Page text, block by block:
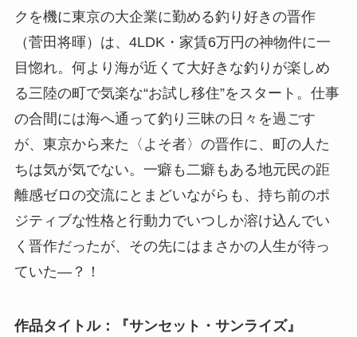
クを機に東京の大企業に勤める釣り好きの晋作
（菅田将暉）は、4LDK・家賃6万円の神物件に一
目惚れ。何より海が近くて大好きな釣りが楽しめ
る三陸の町で気楽な“お試し移住”をスタート。仕事
の合間には海へ通って釣り三昧の日々を過ごす
が、東京から来た〈よそ者〉の晋作に、町の人た
ちは気が気でない。一癖も二癖もある地元民の距
離感ゼロの交流にとまどいながらも、持ち前のポ
ジティブな性格と行動力でいつしか溶け込んでい
く晋作だったが、その先にはまさかの人生が待っ
ていた―？！
作品タイトル：『サンセット・サンライズ』